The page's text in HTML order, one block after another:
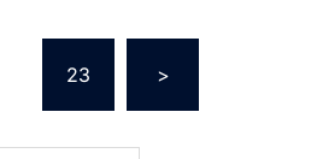
23 >